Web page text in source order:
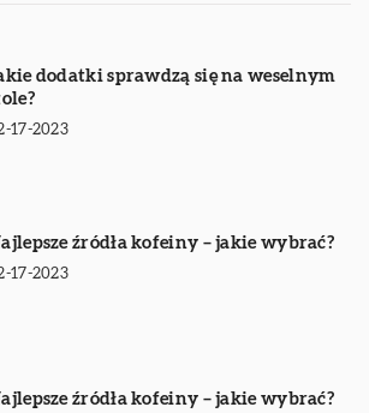
dodatki sprawdzą się na weselnym
17-2023
źródła kofeiny – jakie wybrać?
17-2023
źródła kofeiny – jakie wybrać?